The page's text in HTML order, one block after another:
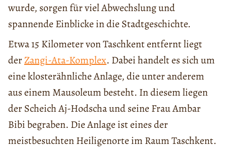
wurde, sorgen für viel Abwechslung und
spannende Einblicke in die Stadtgeschichte.
Etwa 15 Kilometer von Taschkent entfernt liegt
derZangi-Ata-Komplex. Dabei handelt es sich um
eine klosterähnliche Anlage, die unter anderem
aus einem Mausoleum besteht. In diesem liegen
der Scheich Aj-Hodscha und seine Frau Ambar
Bibi begraben. Die Anlage ist eines der
meistbesuchten Heiligenorte im Raum Taschkent.